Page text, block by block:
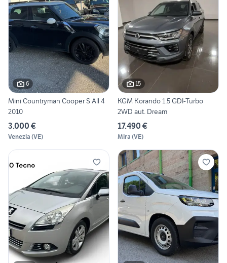
6
Mini Countryman Cooper S All 4
2010
3.000 €
Venezia (VE)
15
KGM Korando 1.5 GDI-Turbo
2WD aut. Dream
17.490 €
Mira (VE)